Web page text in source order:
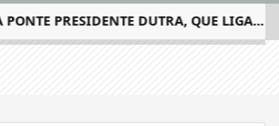
PRESIDENTE DUTRA, QUE LIGA...